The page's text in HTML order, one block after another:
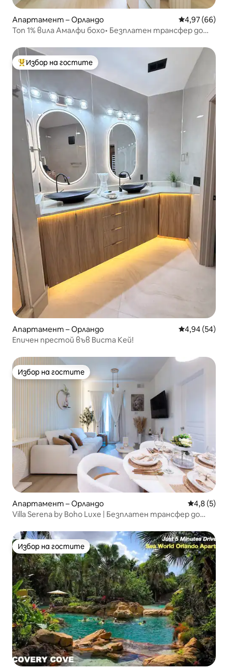
Апартамент – Орландо Средна
4,97 (66)
Топ 1% вила Амалфи бохо• Безплатен трансфер до
Най-популярен избор на гостите
Избор на гостите
Апартамент – Орландо Средна
4,94 (54)
Епичен престой във Виста Кей!
Избор на гостите
Избор на гостите
Апартамент – Орландо Средна
4,8 (5)
Villa Serena by Boho Luxe | Безплатен трансфер до
Избор на гостите
Избор на гостите